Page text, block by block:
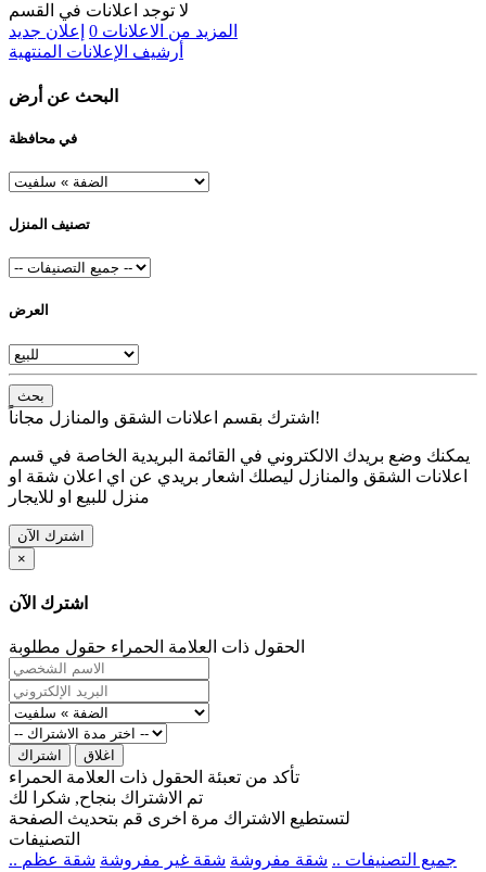
لا توجد اعلانات في القسم
المزيد من الاعلانات 0 إعلان جديد
أرشيف الإعلانات المنتهية
البحث عن أرض
في محافظة
تصنيف المنزل
العرض
بحث
اشترك بقسم اعلانات الشقق والمنازل مجاناً!
يمكنك وضع بريدك الالكتروني في القائمة البريدية الخاصة في قسم
اعلانات الشقق والمنازل ليصلك اشعار بريدي عن اي اعلان شقة او
منزل للبيع او للايجار
اشترك الآن
×
اشترك الآن
الحقول ذات العلامة الحمراء حقول مطلوبة
اشتراك اغلاق
تأكد من تعبئة الحقول ذات العلامة الحمراء
تم الاشتراك بنجاح, شكرا لك
لتستطيع الاشتراك مرة اخرى قم بتحديث الصفحة
التصنيفات
.. جميع التصنيفات .. شقة مفروشة شقة غير مفروشة شقة عظم